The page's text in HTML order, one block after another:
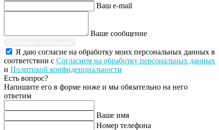
Ваш e-mail
Ваше сообщение
Я даю согласие на обработку моих персональных данных в
соответствии с Согласием на обработку персональных данных
и Политикой конфиденциальности
Есть вопрос?
Напишите его в форме ниже и мы обязательно на него
ответим
Ваше имя
Номер телефона